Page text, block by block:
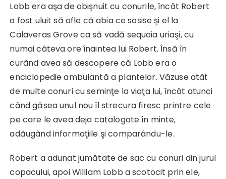
Lobb era aşa de obişnuit cu conurile, încât Robert
a fost uluit să afle că abia ce sosise şi el la
Calaveras Grove ca să vadă sequoia uriaşi, cu
numai câteva ore înaintea lui Robert. Însă în
curând avea să descopere că Lobb era o
enciclopedie ambulantă a plantelor. Văzuse atât
de multe conuri cu seminţe la viaţa lui, încât atunci
când găsea unul nou îl strecura firesc printre cele
pe care le avea deja catalogate în minte,
adăugând informaţiile şi comparându-le.
Robert a adunat jumătate de sac cu conuri din jurul
copacului, apoi William Lobb a scotocit prin ele,